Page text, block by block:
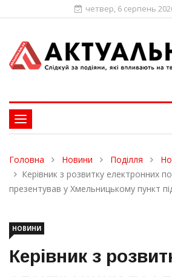
четвер, 6 серпень
Toggle
navigation
Головна Новини Поділля
Керівник з розвитку електронних
презентував у Хмельницькому пункт
НОВИНИ
Керівник з